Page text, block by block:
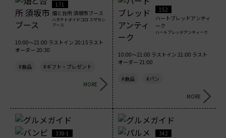
171
畑と台所 須坂市ブース
ハタケトダイドコロ スザカシ
ブース
10:00～21:00 ラストイン 20:15ラスト
オーダー 20:30
#食品 #ギフト・プレゼント
MORE
152
ハートブレッドアンティ
ーク
ハートブレッドアンティーク
10:00～21:00 ラストイン 21:00 ラスト
オーダー 21:00
#食品 #パン
MORE
338-1
342